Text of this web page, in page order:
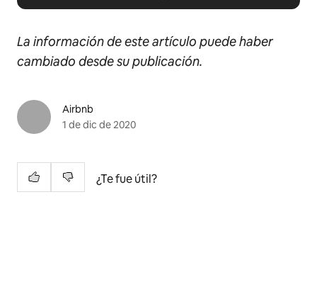
La información de este artículo puede haber
cambiado desde su publicación.
Airbnb
1 de dic de 2020
¿Te fue útil?